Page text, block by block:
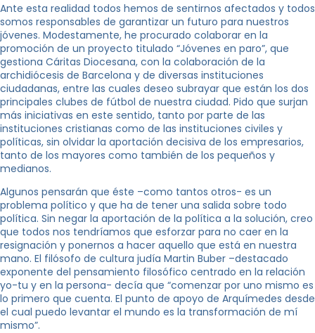
Ante esta realidad todos hemos de sentirnos afectados y todos
somos responsables de garantizar un futuro para nuestros
jóvenes. Modestamente, he procurado colaborar en la
promoción de un proyecto titulado “Jóvenes en paro”, que
gestiona Cáritas Diocesana, con la colaboración de la
archidiócesis de Barcelona y de diversas instituciones
ciudadanas, entre las cuales deseo subrayar que están los dos
principales clubes de fútbol de nuestra ciudad. Pido que surjan
más iniciativas en este sentido, tanto por parte de las
instituciones cristianas como de las instituciones civiles y
políticas, sin olvidar la aportación decisiva de los empresarios,
tanto de los mayores como también de los pequeños y
medianos.
Algunos pensarán que éste –como tantos otros- es un
problema político y que ha de tener una salida sobre todo
política. Sin negar la aportación de la política a la solución, creo
que todos nos tendríamos que esforzar para no caer en la
resignación y ponernos a hacer aquello que está en nuestra
mano. El filósofo de cultura judía Martin Buber –destacado
exponente del pensamiento filosófico centrado en la relación
yo-tu y en la persona- decía que “comenzar por uno mismo es
lo primero que cuenta. El punto de apoyo de Arquímedes desde
el cual puedo levantar el mundo es la transformación de mí
mismo”.